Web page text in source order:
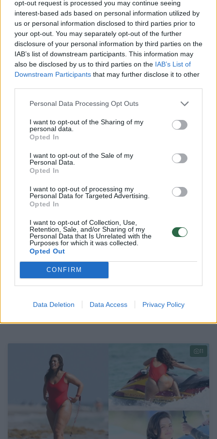
opt-out request is processed you may continue seeing
interest-based ads based on personal information utilized by
us or personal information disclosed to third parties prior to
your opt-out. You may separately opt-out of the further
disclosure of your personal information by third parties on the
IAB’s list of downstream participants. This information may
also be disclosed by us to third parties on the IAB’s List of
Downstream Participants that may further disclose it to other
Personal Data Processing Opt Outs
I want to opt-out of the Sharing of my
personal data.
Opted In
I want to opt-out of the Sale of my
Personal Data.
Opted In
I want to opt-out of processing my
Personal Data for Targeted Advertising.
Opted In
I want to opt-out of Collection, Use,
Retention, Sale, and/or Sharing of my
Personal Data that Is Unrelated with the
Purposes for which it was collected.
Opted Out
CONFIRM
Data Deletion Data Access Privacy Policy
pateikė kitokią seksualių gelbėtojų versiją
Stilius 2017-05-23
Plius dydžio modelis drąsiai demonstruoja
11